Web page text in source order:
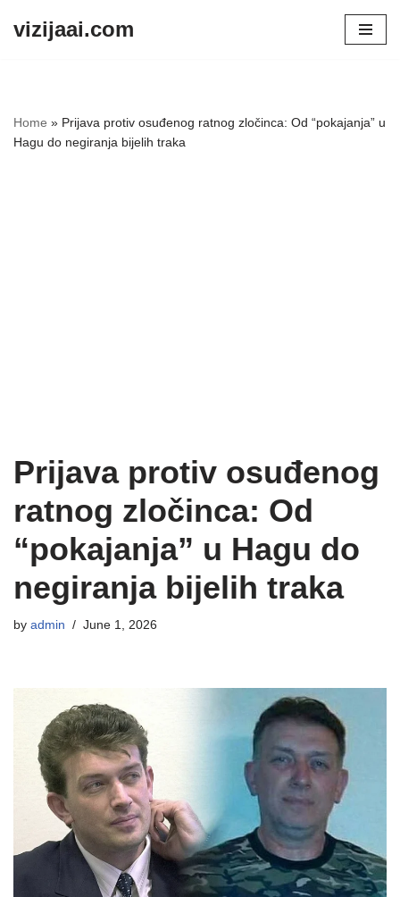
vizijaai.com
Home » Prijava protiv osuđenog ratnog zločinca: Od “pokajanja” u
Hagu do negiranja bijelih traka
Prijava protiv osuđenog
ratnog zločinca: Od
“pokajanja” u Hagu do
negiranja bijelih traka
by admin June 1, 2026